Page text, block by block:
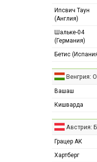
Ипсвич Таун
(Англия)
Шальке-04
(Германия)
Бетис
Венгрия:
Вашаш
Кишварда
Австрия:
Грацер АК
Хартберг